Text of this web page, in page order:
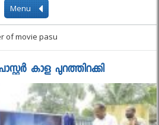
Menu
of movie pasu
കാള പുറത്തിറക്കി